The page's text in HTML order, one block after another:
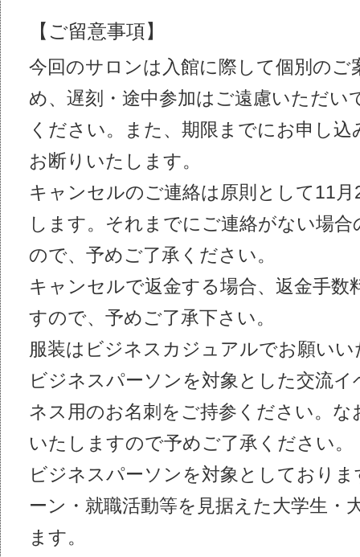
【ご留意事項】
今回のサロンは入館に際して個別の
め、遅刻・途中参加はご遠慮いただい
ください。また、期限までにお申し
お断りいたします。
キャンセルのご連絡は原則として11
します。それまでにご連絡がない場
ので、予めご了承ください。
キャンセルで返金する場合、返金手
すので、予めご了承下さい。
服装はビジネスカジュアルでお願い
ビジネスパーソンを対象とした交流
ネス⽤のお名刺をご持参ください。
いたしますので予めご了承ください。
ビジネスパーソンを対象としており
ーン・就職活動等を⾒据えた⼤学⽣・
ます。